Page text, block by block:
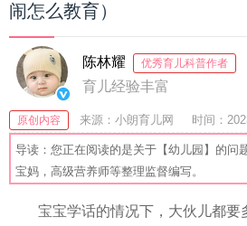
闹怎么教育）
陈林耀 优秀育儿科普作者
育儿经验丰富
原创内容 来源：小朗育儿网 时间：
收藏：52 分享：54 爆
导读：您正在阅读的是关于【幼儿园】的问
宝妈，高级营养师等整理监督编写。
宝宝学话的情况下，大伙儿都要